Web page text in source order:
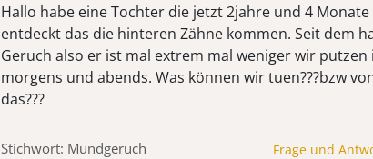
Hallo habe eine Tochter die jetzt 2jahre und 4
entdeckt das die hinteren Zähne kommen. Seit dem
Geruch also er ist mal extrem mal weniger wir putzen
morgens und abends. Was können wir tuen???bzw
das???
Stichwort: Mundgeruch Frage und